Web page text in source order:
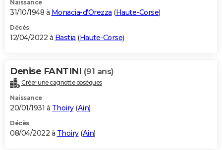
Naissance
31/10/1948 à Monacia-d'Orezza (Haute-Corse)
Décès
12/04/2022 à Bastia (Haute-Corse)
Denise FANTINI (91 ans)
Créer une cagnotte obsèques
Naissance
20/01/1931 à Thoiry(Ain)
Décès
08/04/2022 à Thoiry(Ain)